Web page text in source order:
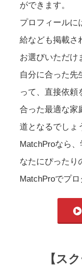
ができます。
プロフィールに
給なども掲載さ
お選びいただけ
自分に合った先
って、直接依頼
合った最適な家
道となるでしょ
MatchProなら
なたにぴったり
MatchProでプ
【ス